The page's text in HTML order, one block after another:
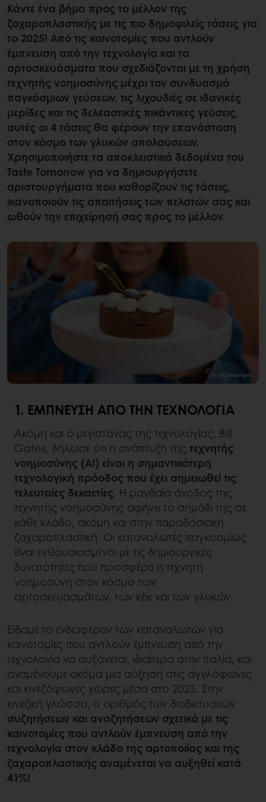
Κάντε ένα βήμα προς το μέλλον της
ζαχαροπλαστικής με τις πιο δημοφιλείς τάσεις για
το 2025! Από τις καινοτομίες που αντλούν
έμπνευση από την τεχνολογία και τα
αρτοσκευάσματα που σχεδιάζονται με τη χρήση
τεχνητής νοημοσύνης μέχρι τον συνδυασμό
παγκόσμιων γεύσεων, τις λιχουδιές σε ιδανικές
μερίδες και τις δελεαστικές πικάντικες γεύσεις,
αυτές οι 4 τάσεις θα φέρουν την επανάσταση
στον κόσμο των γλυκών απολαύσεων.
Χρησιμοποιήστε τα αποκλειστικά δεδομένα του
Taste Tomorrow για να δημιουργήσετε
αριστουργήματα που καθορίζουν τις τάσεις,
ικανοποιούν τις απαιτήσεις των πελατών σας και
ωθούν την επιχείρησή σας προς το μέλλον.
1. ΈΜΠΝΕΥΣΗ ΑΠΌ ΤΗΝ ΤΕΧΝΟΛΟΓΊΑ
Ακόμη και ο μεγιστάνας της τεχνολογίας, Bill
Gates, δήλωσε ότι η ανάπτυξη της τεχνητής
νοημοσύνης (AI) είναι η σημαντικότερη
τεχνολογική πρόοδος που έχει σημειωθεί τις
τελευταίες δεκαετίες. Η ραγδαία άνοδος της
τεχνητής νοημοσύνης αφήνει το σημάδι της σε
κάθε κλάδο, ακόμη και στην παραδοσιακή
ζαχαροπλαστική. Οι καταναλωτές παγκοσμίως
είναι ενθουσιασμένοι με τις δημιουργικές
δυνατότητες που προσφέρει η τεχνητή
νοημοσύνη στον κόσμο των
αρτοσκευασμάτων, των κέικ και των γλυκών.
Είδαμε το ενδιαφέρον των καταναλωτών για
καινοτομίες που αντλούν έμπνευση από την
τεχνολογία να αυξάνεται, ιδιαίτερα στην Ιταλία, και
αναμένουμε ακόμα μια αύξηση στις αγγλόφωνες
και κινεζόφωνες χώρες μέσα στο 2025. Στην
κινεζική γλώσσα, ο αριθμός των διαδικτυακών
συζητήσεων και αναζητήσεων σχετικά με τις
καινοτομίες που αντλούν έμπνευση από την
τεχνολογία στον κλάδο της αρτοποιίας και της
ζαχαροπλαστικής αναμένεται να αυξηθεί κατά
41%!